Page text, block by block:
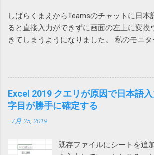
つのアドインをオフにした
した。 Adobe Acrobat のア
とをしません。 解除の仕方
Outlookがプロパティの変
という連絡があったので、
フにしてみましたが、今回
形式で保存され、文字化け
ファイルのダウンロードは
ません。オートメーション
を検討してください」と言
す。 そうなんだ、では、と
の起動モードの一つでした
ートメーションブラウザー
ました。 また、IEのサポー
https://amzn.asia/d/hkiQ5Y2 果たして、う
が回収対象だったのかどうか… Amazonか
で、回収対象だったらメールが来ていたと
しばらくまえからTeamsのチャットに日本
ると直接入力ができずに画面の左上に変換
きてしまうようになりました。 私のモニタ
い。 使っているうちに直るときもあるけ
てイラッとしていました。 そうこうする
問い合わせがあったのでMicrosoftに問い合
その結果、Microsoftでも現象を再現するこ
とIMEの問題であり、修正が必要だと認識
は未定という事でした。 回避策としては、
になるという事でした。 他のウィンドウ（
Excel 2019 クエリが原因で日本語
字目が勝手に確定する
- 7月 25, 2019
既存ファイルにシートを追